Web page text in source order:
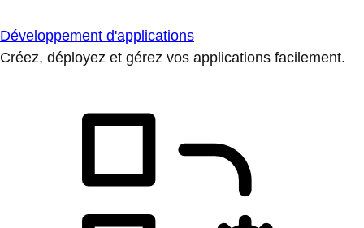
Développement d'applications
Créez, déployez et gérez vos applications facilement.